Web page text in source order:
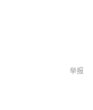
举报